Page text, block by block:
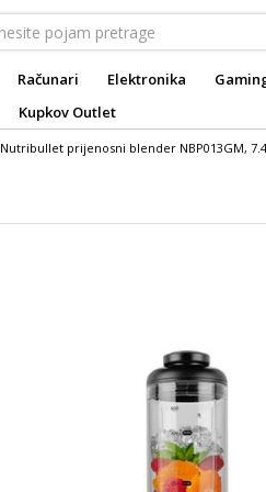
Računari Elektronika
Kupkov Outlet
Nutribullet prijenosni blender NBP013GM,